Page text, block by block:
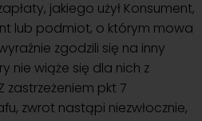
jakiego użył Konsument,
lub podmiot, o którym mowa
zgodzili się na inny
nie wiąże się dla nich z
zastrzeżeniem pkt 7
zwrot nastąpi niezwłocznie,